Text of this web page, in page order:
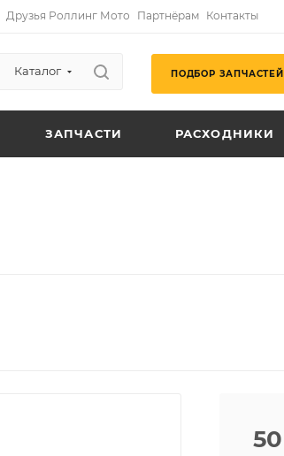
Друзья Роллинг Мото Партнёрам Контакты
Каталог ПОДБОР ЗАПЧАСТЕЙ
ЗАПЧАСТИ РАСХОДНИКИ
50